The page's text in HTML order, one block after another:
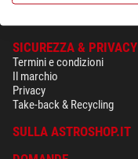
SICUREZZA & PRIVACY
Termini e condizioni
Il marchio
Privacy
Take-back & Recycling
SULLA ASTROSHOP.IT